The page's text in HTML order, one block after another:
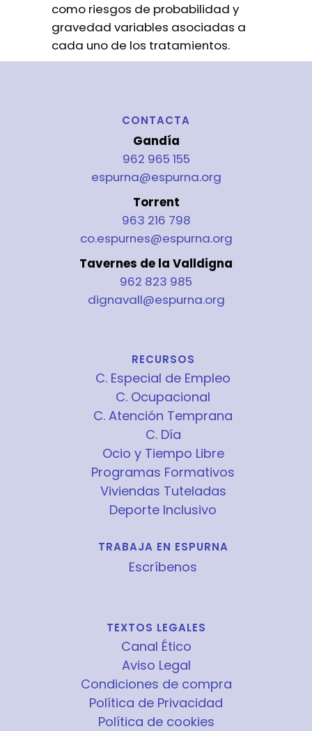
como riesgos de probabilidad y
gravedad variables asociadas a
cada uno de los tratamientos.
CONTACTA
Gandía
962 965 155
espurna@espurna.org
Torrent
963 216 798
co.espurnes@espurna.org
Tavernes de la Valldigna
962 823 985
dignavall@espurna.org
RECURSOS
C. Especial de Empleo
C. Ocupacional
C. Atención Temprana
C. Día
Ocio y Tiempo Libre
Programas Formativos
Viviendas Tuteladas
Deporte Inclusivo
TRABAJA EN ESPURNA
Escríbenos
TEXTOS LEGALES
Canal Ético
Aviso Legal
Condiciones de compra
Política de Privacidad
Política de cookies